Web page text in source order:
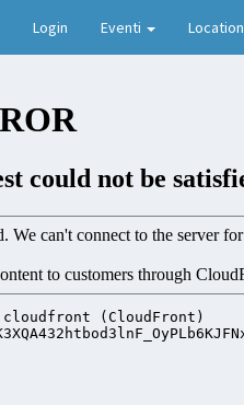
Login Eventi Location